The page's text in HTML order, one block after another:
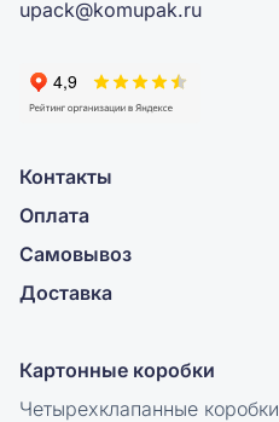
upack@komupak.ru
Контакты
Оплата
Самовывоз
Доставка
Картонные коробки
Четырехклапанные коробки